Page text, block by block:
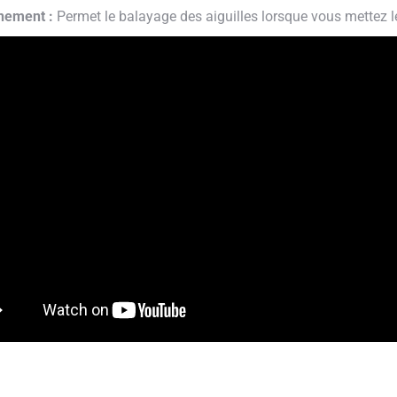
: Permet le balayage des aiguilles lorsque vous mettez